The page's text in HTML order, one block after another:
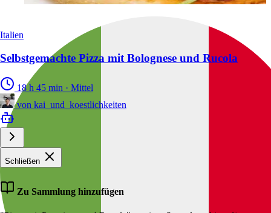
Italien
Selbstgemachte Pizza mit Bolognese und Rucola
18 h 45 min · Mittel
von kai_und_koestlichkeiten
Schließen
Zu Sammlung hinzufügen